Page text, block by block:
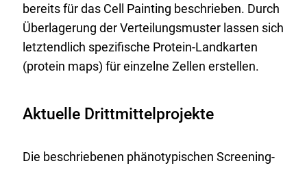
p
s
-
M
bereits für das Cell Painting beschrieben. Durch
Überlagerung der Verteilungsmuster lassen sich
letztendlich spezifische Protein-Landkarten
(protein maps) für einzelne Zellen erstellen.
Aktuelle Drittmittelprojekte
Die beschriebenen phänotypischen Screening-